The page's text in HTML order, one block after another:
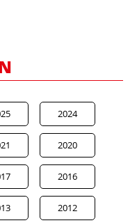
2024
2020
2016
2012